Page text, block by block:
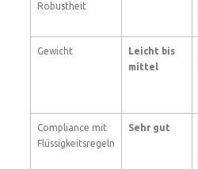
Robustheit
Gewicht
Leicht bis
mittel
Compliance mit
Flüssigkeitsregeln
Sehr gut